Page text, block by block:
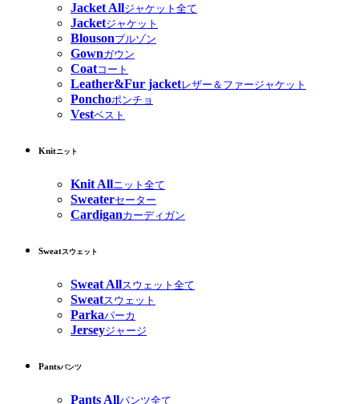
Jacket Allジャケット全て
Jacketジャケット
Blousonブルゾン
Gownガウン
Coatコート
Leather&Fur jacketレザー＆ファージャケット
Ponchoポンチョ
Vestベスト
Knitニット
Knit Allニット全て
Sweaterセーター
Cardiganカーディガン
Sweatスウェット
Sweat Allスウェット全て
Sweatスウェット
Parkaパーカ
Jerseyジャージ
Pantsパンツ
Pants Allパンツ全て